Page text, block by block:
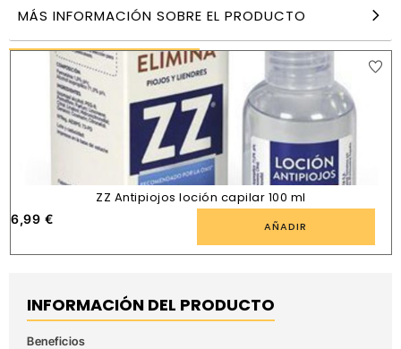
MÁS INFORMACIÓN SOBRE EL PRODUCTO
PRODUCTOS SIMILARES
ZZ Antipiojos loción capilar 100 ml
6,99 € AÑADIR
INFORMACIÓN DEL PRODUCTO
Beneficios